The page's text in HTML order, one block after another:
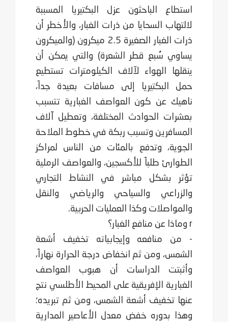
استطاع الباحثون عزل ‏البكتيريا المسببة
لالتهاب السحايا من ذرات الغبار، والأخطر أن
ذرات الغبار الصغيرة 2.5 ميكرون ‏‏(والميكرون
يساوي سُبع قطر الشعرة) والتي يمكن أن
ينقلها الهواء لآلاف الكيلومترات تستطيع
حمل ‏البكتيريا إلى مسافات بعيدة جداً،
ناهيك عن كون العواصف الغبارية تتسبب
بعشرات الحوادث المختلفة، ‏وتعطيل آلاف
المسافرين وتسبب ربكة في خطوط الملاحة
الجوية، وتدفع بالمئات من الناس لمراكز
‏الطوارئ طلباً للأكسجين، والعواصف الرملية
تؤثر بشكل مباشر في النشاط التجاري
والزراعي ‏والسياحي والرياضي والنقل
والمواصلات وكذا العمليات الحربية. ‏
- من منافعه وإيجابياته تخفيف أشعة
الشمس، ومن ثم انخفاض درجة الحرارة نهاراً،
وأثبتت الدراسات أن ‏هبوب العواصف
الغبارية الإفريقية على المحيط الأطلسي نتج
عنها تخفيف أشعة الشمس، ومن ثم تبريده؛
‏وهذا بدوره خفض معدل الأعاصير المدارية